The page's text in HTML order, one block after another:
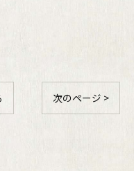
次のページ >